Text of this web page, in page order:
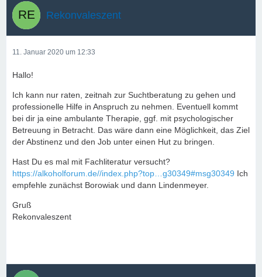
Rekonvaleszent
11. Januar 2020 um 12:33
Hallo!
Ich kann nur raten, zeitnah zur Suchtberatung zu gehen und
professionelle Hilfe in Anspruch zu nehmen. Eventuell kommt
bei dir ja eine ambulante Therapie, ggf. mit psychologischer
Betreuung in Betracht. Das wäre dann eine Möglichkeit, das Ziel
der Abstinenz und den Job unter einen Hut zu bringen.
Hast Du es mal mit Fachliteratur versucht?
https://alkoholforum.de//index.php?top…g30349#msg30349 Ich
empfehle zunächst Borowiak und dann Lindenmeyer.
Gruß
Rekonvaleszent